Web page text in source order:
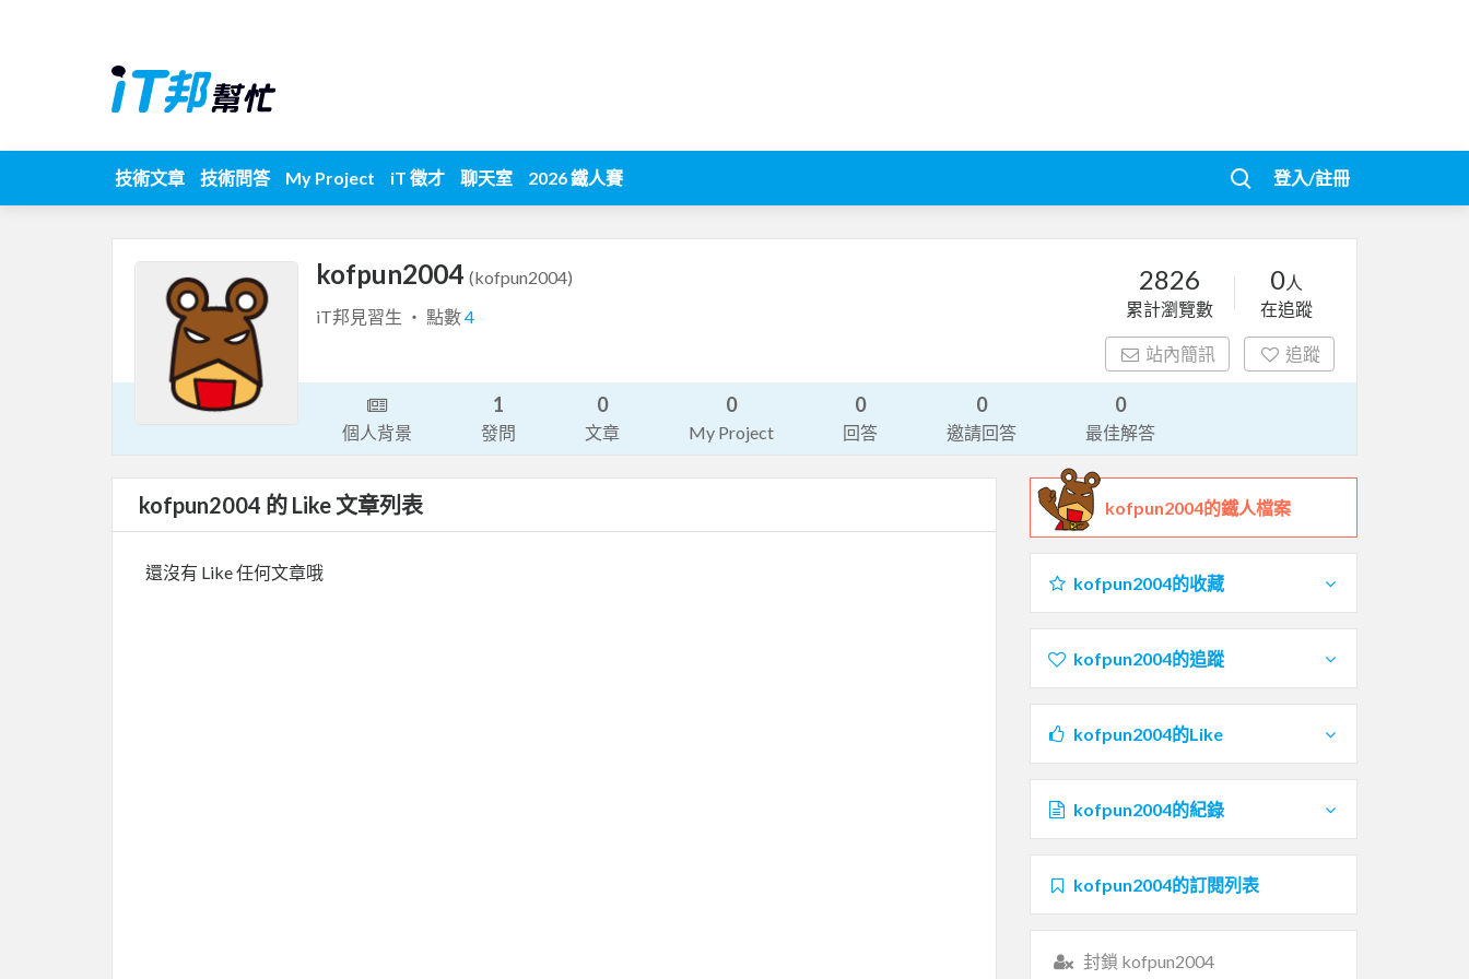
技術文章 技術問答 My Project iT 徵才 聊天室 2026 鐵人賽 登入/註冊
kofpun2004 (kofpun2004)
iT邦見習生 ‧ 點數4
2826
累計瀏覽數
0人
在追蹤
站內簡訊 追蹤
個人背景
1
發問
0
文章
0
My Project
0
回答
0
邀請回答
0
最佳解答
kofpun2004 的 Like 文章列表
還沒有 Like 任何文章哦
kofpun2004的鐵人檔案
kofpun2004的收藏
kofpun2004的追蹤
kofpun2004的Like
kofpun2004的紀錄
kofpun2004的訂閱列表
封鎖 kofpun2004